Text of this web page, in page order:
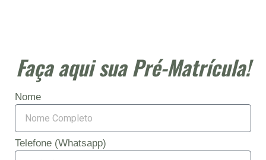
Faça aqui sua Pré-Matrícula!
Nome
Telefone (Whatsapp)